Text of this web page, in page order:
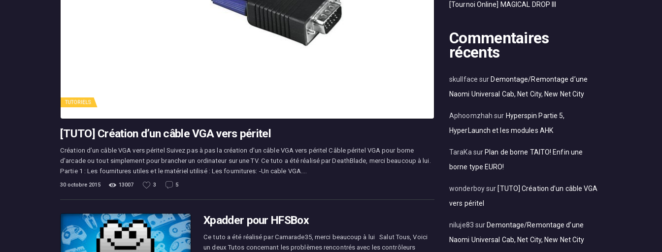
TUTORIELS
[TUTO] Création d’un câble VGA vers péritel
Création d’un câble VGA vers péritel Suivez pas à pas la création d’un câble VGA vers péritel Câble péritel VGA pour borne
d’arcade ou tout simplement pour brancher un ordinateur sur une TV. Ce tuto a été réalisé par DeathBlade, merci beaucoup à lui.
Partie 1 : Les fournitures utiles et le matériel utilisé : Les fournitures: -Un cable VGA.…
30 octobre 2015 13007 3 5
Xpadder pour HFSBox
Ce tuto a été réalisé par Camarade35, merci beaucoup à lui Salut Tous, Voici
un deux Tutos concernant les problèmes rencontrés avec les contrôleurs
[Tournoi Online] MAGICAL DROP III
Commentaires
récents
skullface sur Demontage/Remontage d’une
Naomi Universal Cab, Net City, New Net City
Aphoomzhah sur Hyperspin Partie 5,
HyperLaunch et les modules AHK
TaraKa sur Plan de borne TAITO! Enfin une
borne type EURO!
wonderboysur [TUTO] Création d’un câble VGA
vers péritel
niluje83 sur Demontage/Remontage d’une
Naomi Universal Cab, Net City, New Net City